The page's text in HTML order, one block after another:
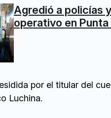
Agredió a policías
operativo en
por el titular del
Luchina.